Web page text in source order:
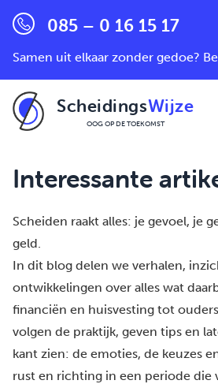
085 – 0 16 15 17
Samen uit elkaar zonder gedoe?
ScheidingsWijze
OOG OP DE TOEKOMST
Interessante
Scheiden raakt alles: je gevoel, je
geld.
In dit blog delen we verhalen,
ontwikkelingen over alles wat
financiën en huisvesting tot
volgen de praktijk, geven tips en
kant zien: de emoties, de keuzes
rust en richting in een periode die